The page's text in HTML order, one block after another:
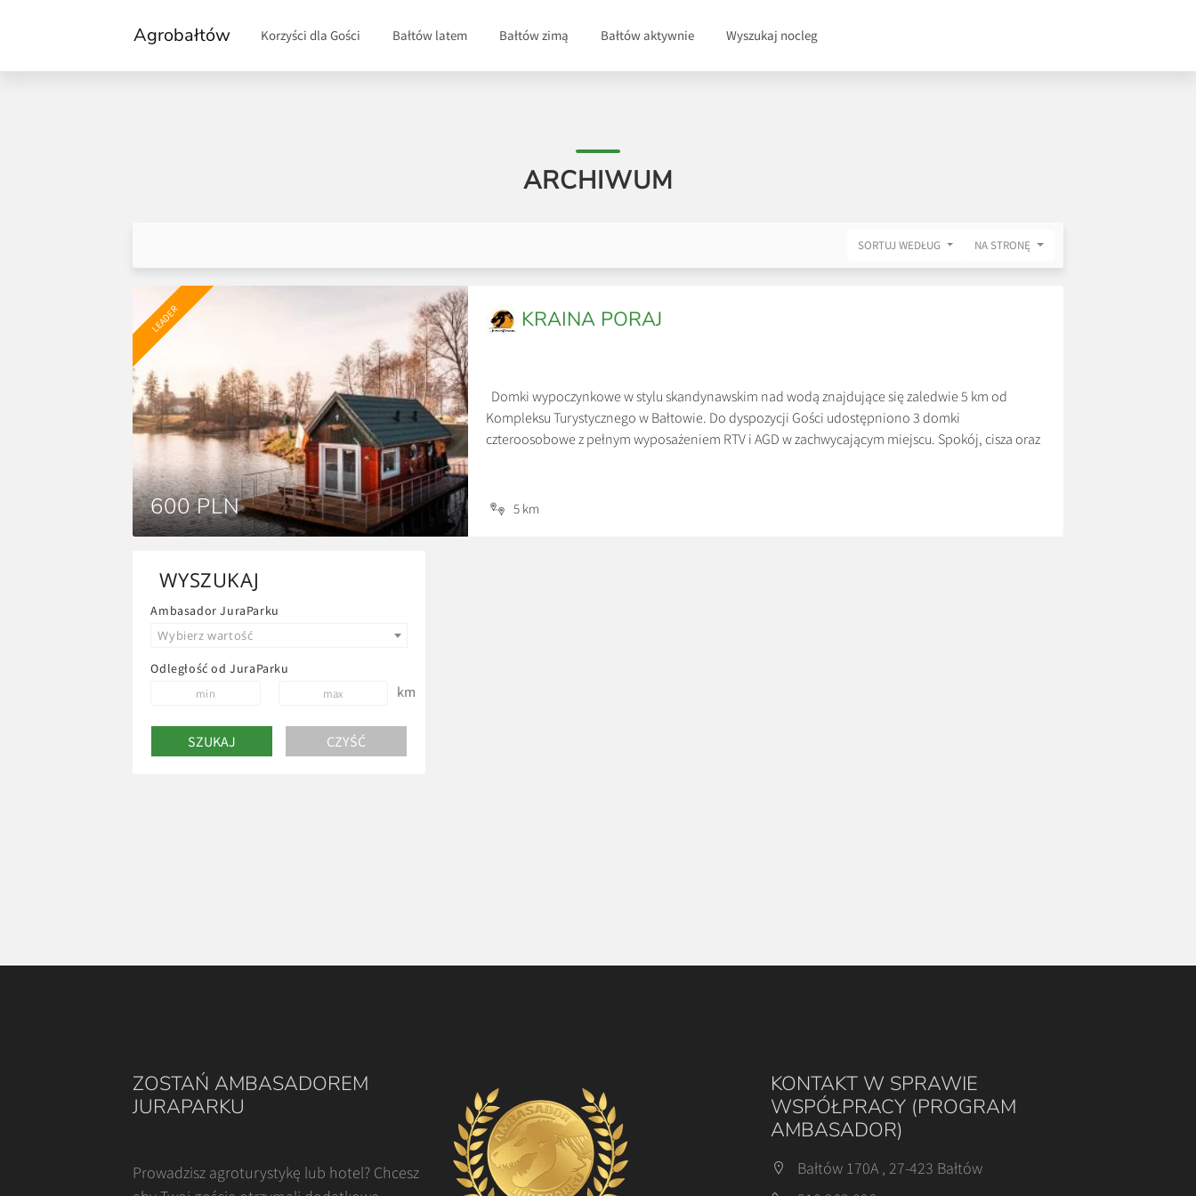
Agrobałtów Korzyści dla Gości Bałtów latem Bałtów zimą Bałtów aktywnie Wyszukaj nocleg
ARCHIWUM
SORTUJ WEDŁUG NA STRONĘ
LEADER
600 PLN
KRAINA PORAJ
Domki wypoczynkowe w stylu skandynawskim nad wodą znajdujące się zaledwie 5 km od
Kompleksu Turystycznego w Bałtowie. Do dyspozycji Gości udostępniono 3 domki
czteroosobowe z pełnym wyposażeniem RTV i AGD w zachwycającym miejscu. Spokój, cisza oraz
5 km
WYSZUKAJ
Ambasador JuraParku
Wybierz wartość
Odległość od JuraParku
km
ZOSTAŃ AMBASADOREM
JURAPARKU
Prowadzisz agroturystykę lub hotel? Chcesz
KONTAKT W SPRAWIE
WSPÓŁPRACY (PROGRAM
AMBASADOR)
Bałtów 170A , 27-423 Bałtów